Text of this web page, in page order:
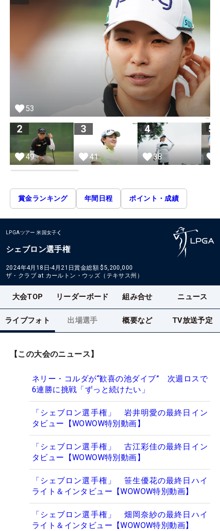
53
2
49
3
41
4
38
5
賞金ランキング 年間日程 ポイント・成績
LPGAツアー 米国女子
シェブロン選手権
2024年4月18日-4月21日賞金総額 $5,200,000
ザ・クラブ at カールトン・ウッズ（テキサス州）
大会TOP リーダーボード 組み合せ ニュース
ライブフォト 出場選手 概要など TV放送予定
【この大会のニュース】
ネリー・コルダが“歓喜の池ダイブ” 次週ロスで
6連勝に挑戦「ずっと続けたい」
「シェブロン選手権」 岩井明愛の最終日イン
タビュー【WOWOW特別動画】
「シェブロン選手権」 古江彩佳の最終日イン
タビュー【WOWOW特別動画】
「シェブロン選手権」 笹生優花の最終日ハイ
ライト＆インタビュー【WOWOW特別動画】
「シェブロン選手権」 畑岡奈紗の最終日ハイ
ライト＆インタビュー【WOWOW特別動画】